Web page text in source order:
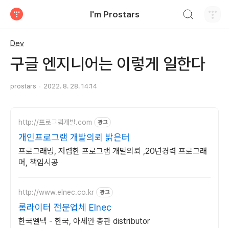
I'm Prostars
Dev
구글 엔지니어는 이렇게 일한다
prostars 2022. 8. 28. 14:14
http://프로그램개발.com 광고
개인프로그램 개발의뢰 밝은터
프로그래밍, 저렴한 프로그램 개발의뢰 ,20년경력 프로그래
머, 책임시공
http://www.elnec.co.kr 광고
롬라이터 전문업체 Elnec
한국엘넥 - 한국, 아세안 총판 distributor